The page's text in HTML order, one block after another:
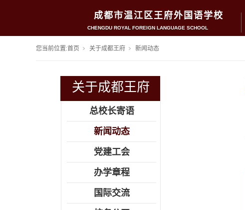
成都市温江区王府外国语学校
CHENGDU ROYAL FOREIGN LANGUAGE SCHOOL
您当前位置:首页 关于成都王府 新闻动态
关于成都王府
总校长寄语
新闻动态
党建工会
办学章程
国际交流